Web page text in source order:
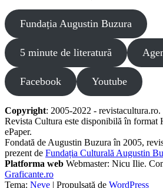
Fundația Augustin Buzura
5 minute de literatură
Facebook Youtube
Copyright: 2005-2022 - revistacultura.ro.
Revista Cultura este disponibilă în
ePaper.
Fondată de Augustin Buzura în 2005,
prezent de Fundația Culturală Augustin
Platforma web Webmaster: Nicu Ilie.
Graficante.ro
Tema: Neve | Propulsată de WordPress